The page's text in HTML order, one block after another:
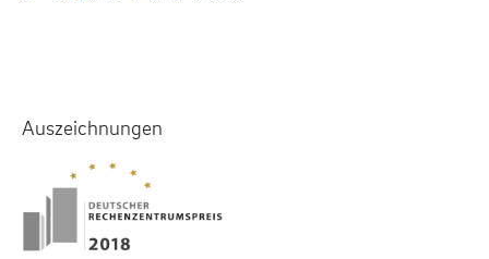
Auszeichnungen